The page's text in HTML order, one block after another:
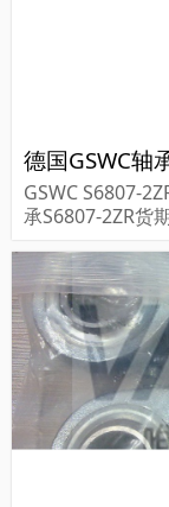
GSWC S6807-
承S6807-2ZR货